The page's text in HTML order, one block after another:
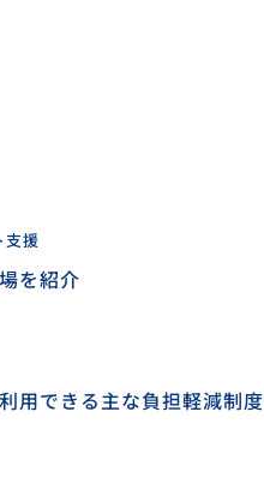
支援
を紹介
用できる主な負担軽減制度